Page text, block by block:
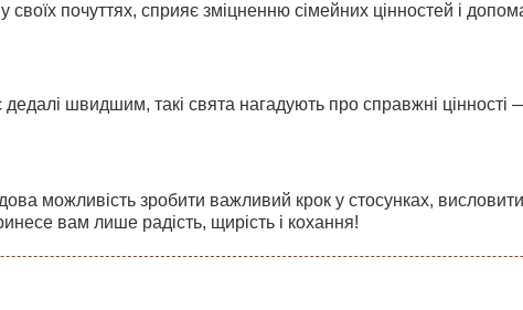
почуттях, сприяє зміцненню сімейних цінностей і
дедалі швидшим, такі свята нагадують про справжні цінності
можливість зробити важливий крок у стосунках,
вам лише радість, щирість і кохання!